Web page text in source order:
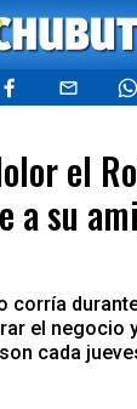
el
a su
corría
el negocio
cada